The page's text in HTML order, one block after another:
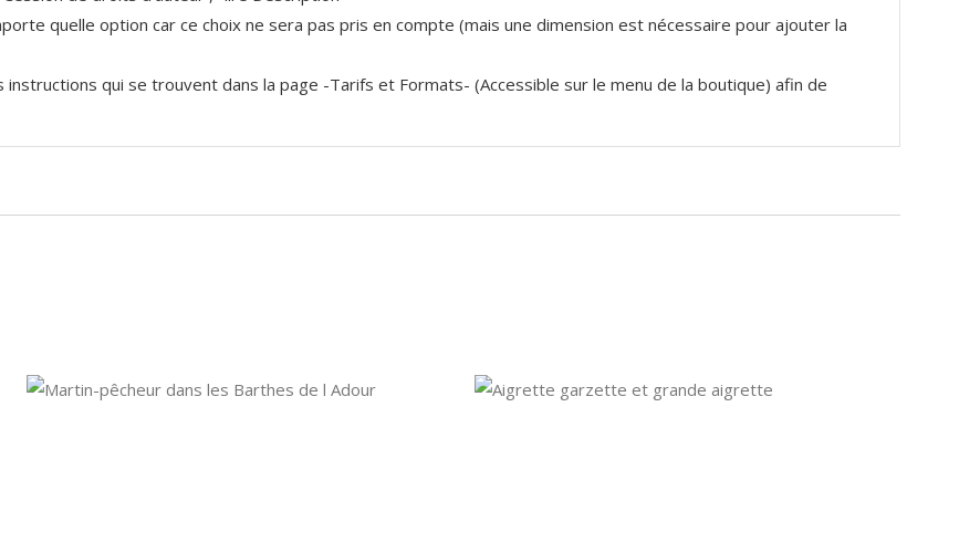
quelle option car ce choix ne sera pas pris en compte (mais une dimension est nécessaire pour ajouter la
qui se trouvent dans la page -Tarifs et Formats- (Accessible sur le menu de la boutique) afin de